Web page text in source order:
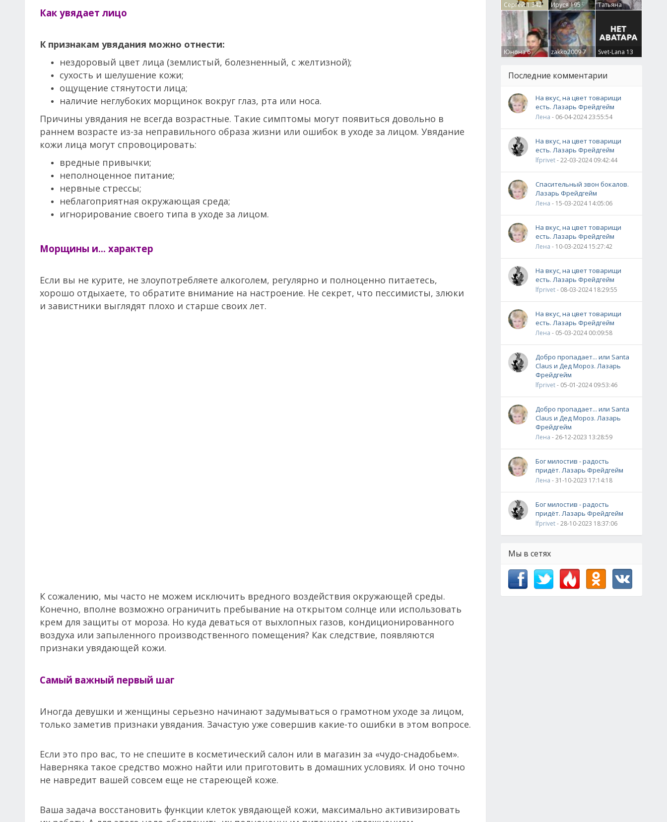
Как увядает лицо
К признакам увядания можно отнести:
нездоровый цвет лица (землистый, болезненный, с желтизной);
сухость и шелушение кожи;
ощущение стянутости лица;
наличие неглубоких морщинок вокруг глаз, рта или носа.
Причины увядания не всегда возрастные. Такие симптомы могут появиться довольно в
раннем возрасте из-за неправильного образа жизни или ошибок в уходе за лицом. Увядание
кожи лица могут спровоцировать:
вредные привычки;
неполноценное питание;
нервные стрессы;
неблагоприятная окружающая среда;
игнорирование своего типа в уходе за лицом.
Морщины и… характер
Если вы не курите, не злоупотребляете алкоголем, регулярно и полноценно питаетесь,
хорошо отдыхаете, то обратите внимание на настроение. Не секрет, что пессимисты, злюки
и завистники выглядят плохо и старше своих лет.
К сожалению, мы часто не можем исключить вредного воздействия окружающей среды.
Конечно, вполне возможно ограничить пребывание на открытом солнце или использовать
крем для защиты от мороза. Но куда деваться от выхлопных газов, кондиционированного
воздуха или запыленного производственного помещения? Как следствие, появляются
признаки увядающей кожи.
Самый важный первый шаг
Иногда девушки и женщины серьезно начинают задумываться о грамотном уходе за лицом,
только заметив признаки увядания. Зачастую уже совершив какие-то ошибки в этом вопросе.
Если это про вас, то не спешите в косметический салон или в магазин за «чудо-снадобьем».
Наверняка такое средство можно найти или приготовить в домашних условиях. И оно точно
не навредит вашей совсем еще не стареющей коже.
Ваша задача восстановить функции клеток увядающей кожи, максимально активизировать
Сергей1 342 Ируся195
Татьяна
Крючкова0
Юнона6 zakko20097 Svet-Lana 13
Последние комментарии
На вкус, на цвет товарищи
есть. Лазарь Фрейдгейм
Лена - 06-04-2024 23:55:54
На вкус, на цвет товарищи
есть. Лазарь Фрейдгейм
lfprivet- 22-03-2024 09:42:44
Спасительный звон бокалов.
Лазарь Фрейдгейм
Лена - 15-03-2024 14:05:06
На вкус, на цвет товарищи
есть. Лазарь Фрейдгейм
Лена - 10-03-2024 15:27:42
На вкус, на цвет товарищи
есть. Лазарь Фрейдгейм
lfprivet- 08-03-2024 18:29:55
На вкус, на цвет товарищи
есть. Лазарь Фрейдгейм
Лена - 05-03-2024 00:09:58
Добро пропадает... или Santa
Claus и Дед Мороз. Лазарь
Фрейдгейм
lfprivet- 05-01-2024 09:53:46
Добро пропадает... или Santa
Claus и Дед Мороз. Лазарь
Фрейдгейм
Лена - 26-12-2023 13:28:59
Бог милостив - радость
придёт. Лазарь Фрейдгейм
Лена - 31-10-2023 17:14:18
Бог милостив - радость
придёт. Лазарь Фрейдгейм
lfprivet- 28-10-2023 18:37:06
Мы в сетях